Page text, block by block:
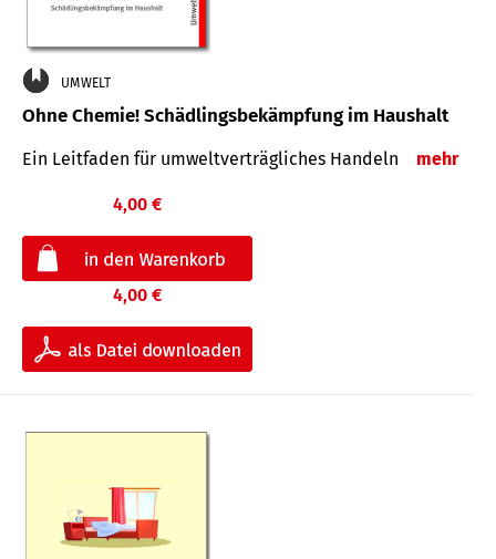
UMWELT
Ohne Chemie! Schädlingsbekämpfung im Haushalt
Ein Leitfaden für um­welt­ver­träg­liches Han­deln mehr
4,00 €
4,00 €